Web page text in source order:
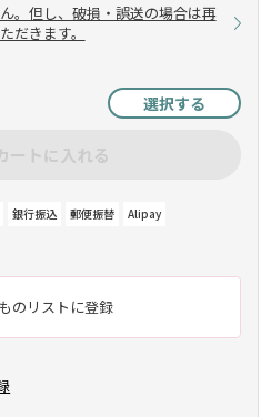
。但し、破損・誤送の場合は再
だきます。
選択する
ートに入れる
銀行振込 郵便振替
Alipay
のリストに登録